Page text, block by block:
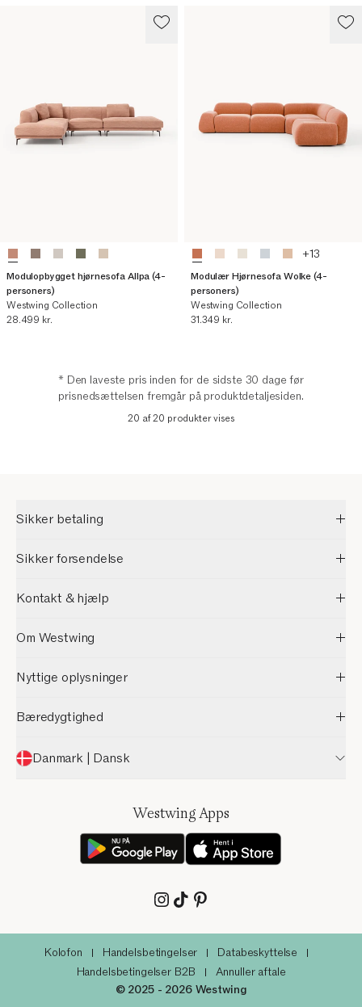
Modulopbygget hjørnesofa Allpa (4-
personers)
Westwing Collection
Nuværende pris
28.499 kr.
+13
Modulær Hjørnesofa Wolke (4-
personers)
Westwing Collection
Nuværende pris
31.349 kr.
* Den laveste pris inden for de sidste 30 dage før
prisnedsættelsen fremgår på produktdetaljesiden.
20 af 20 produkter vises
Sikker betaling
Sikker forsendelse
Kontakt & hjælp
Om Westwing
Nyttige oplysninger
Bæredygtighed
Danmark | Dansk
Westwing Apps
© 2025 - 2026 Westwing
Kolofon Handelsbetingelser
Databeskyttelse
Handelsbetingelser B2B
Annuller aftale